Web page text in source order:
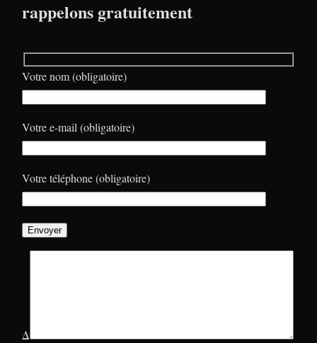
rappelons gratuitement
Votre nom (obligatoire)
Votre e-mail (obligatoire)
Votre téléphone (obligatoire)
Δ